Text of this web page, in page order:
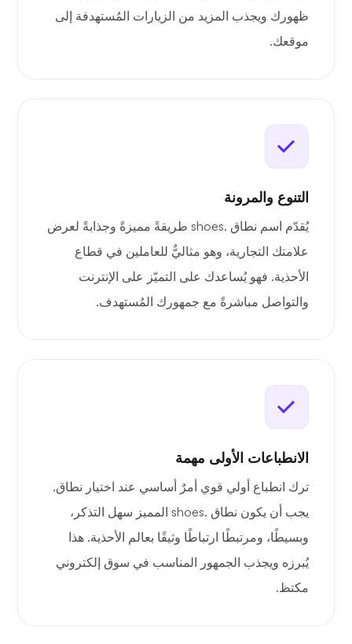
ظهورك ويجذب المزيد من الزيارات المُستهدفة إلى
موقعك.
التنوع والمرونة
يُقدّم اسم نطاق .shoes طريقةً مميزةً وجذابةً لعرض
علامتك التجارية، وهو مثاليٌّ للعاملين في قطاع
الأحذية. فهو يُساعدك على التميّز على الإنترنت
والتواصل مباشرةً مع جمهورك المُستهدف.
الانطباعات الأولى مهمة
ترك انطباع أولي قوي أمرٌ أساسي عند اختيار نطاق.
يجب أن يكون نطاق .shoes المميز سهل التذكر،
وبسيطًا، ومرتبطًا ارتباطًا وثيقًا بعالم الأحذية. هذا
يُبرزه ويجذب الجمهور المناسب في سوق إلكتروني
مكتظ.